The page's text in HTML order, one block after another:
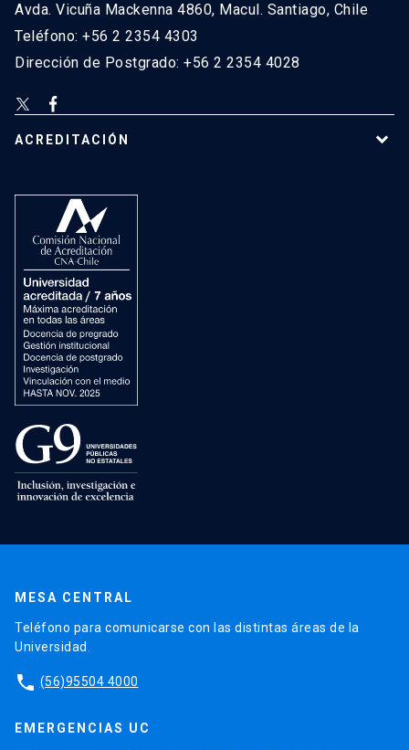
Avda. Vicuña Mackenna 4860, Macul. Santiago, Chile
Teléfono: +56 2 2354 4303
Dirección de Postgrado: +56 2 2354 4028
ACREDITACIÓN
MESA CENTRAL
Teléfono para comunicarse con las distintas áreas de la
Universidad.
phone (56)95504 4000
EMERGENCIAS UC